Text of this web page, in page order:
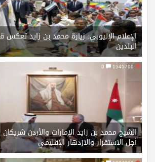
الإعلام الإثيوبي: زيارة محمد بن زايد تعكس
البلدين
الشيخ محمد بن زايد الإمارات والأردن
أجل الاستقرار والازدهار الإقليمي